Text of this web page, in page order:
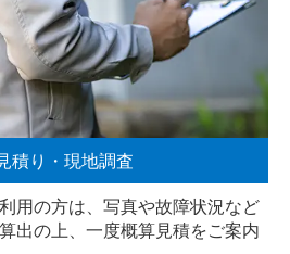
積り・現地調査
用の方は、写真や故障状況など
出の上、一度概算見積をご案内